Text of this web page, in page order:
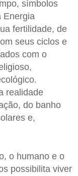
símbolos
Energia
fertilidade, de
seus ciclos e
com o
realidade
do banho
e,
o humano e o
possibilita viver